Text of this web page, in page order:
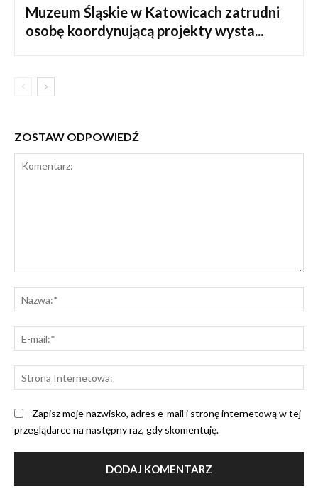
Muzeum Śląskie w Katowicach zatrudni
osobę koordynującą projekty wysta...
ZOSTAW ODPOWIEDŹ
Zapisz moje nazwisko, adres e-mail i stronę internetową w tej
przeglądarce na następny raz, gdy skomentuję.